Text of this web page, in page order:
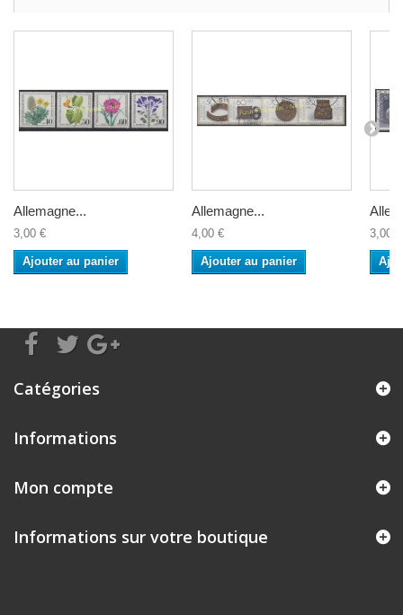
Allemagne...
3,00 €
Ajouter au panier
Allemagne...
4,00 €
Ajouter au panier
3,00 €
Catégories
Informations
Mon compte
Informations sur votre boutique